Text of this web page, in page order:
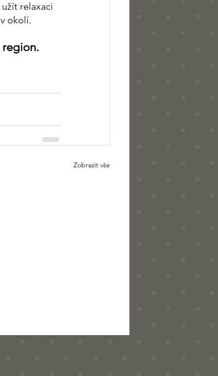
relaxaci
okolí.
region.
Zobrazit vše